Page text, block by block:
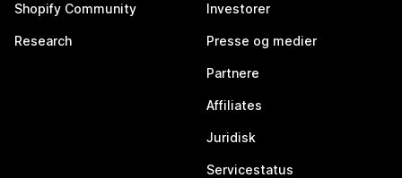
Shopify Community
Research
Investorer
Presse og medier
Partnere
Affiliates
Juridisk
Servicestatus